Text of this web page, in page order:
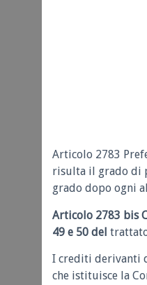
Articolo 2783
risulta il grado di
grado dopo ogni
Articolo 2783 bis
49 e 50 del
I crediti derivanti
che istituisce la